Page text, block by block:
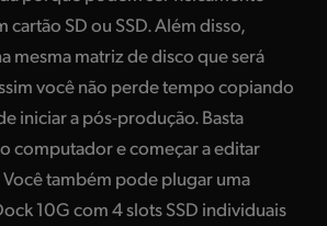
cartão SD ou SSD. Além disso,
mesma matriz de disco que será
você não perde tempo copiando
iniciar a pós-produção.Basta
computador e começar a editar
também pode plugar uma
10G com 4 slots SSD individuais